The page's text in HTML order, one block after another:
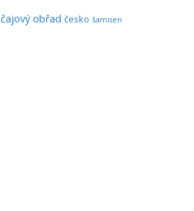
čajový obřad česko šamisen